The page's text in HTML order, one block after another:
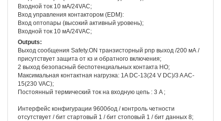
Входной ток 10 мА/24VAC;
Вход управления контактором (EDM):
Вход оптопары (высокий активный уровень);
Входной ток 10 мА/24VAC;
Outputs:
Выход сообщения Safety.ON транзисторный pnp выход /200 мА /
присутствует защита от кз и обратного включения;
2 выход безопасный беспотенциальных контакта НО;
Максимальная контактная нагрузка: 1A DC-13(24 V DC)/3 A AC-
15(230 VAC);
Постоянный термический ток на входную цепь : 3 A ;
Интерфейс конфигурации 9600бод / контроль четности
отсутствует / бит стартовый 1 / бит стоповый 1 / бит данных 8;